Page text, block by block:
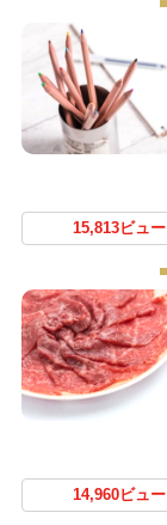
15,813ビュー
14,960ビュー